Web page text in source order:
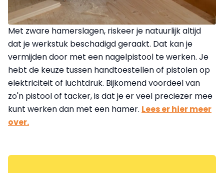
Met zware hamerslagen, riskeer je natuurlijk altijd
dat je werkstuk beschadigd geraakt. Dat kan je
vermijden door met een nagelpistool te werken. Je
hebt de keuze tussen handtoestellen of pistolen op
elektriciteit of luchtdruk. Bijkomend voordeel van
zo'n pistool of tacker, is dat je er veel preciezer mee
kunt werken dan met een hamer. Lees er hier meer
over.